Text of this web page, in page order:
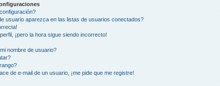
usuario aparezca en las listas de usuarios conectados?
¡pero la hora sigue siendo incorrecto!
nombre de usuario?
de e-mail de un usuario, ¡me pide que me registre!